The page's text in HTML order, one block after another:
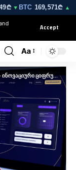
▼ BTC169,571₾▲
Accept
Aa
პლატფორმა სასტუმროების მენეჯმენტისთვის